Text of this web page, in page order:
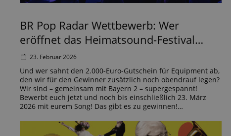
BR Pop Radar Wettbewerb: Wer
eröffnet das Heimatsound-Festival
2026?
23. Februar 2026
Und wer sahnt den 2.000-Euro-Gutschein für Equipment ab,
den wir für den Gewinner zusätzlich noch obendrauf legen?
Wir sind – gemeinsam mit Bayern 2 – supergespannt!
Bewerbt euch jetzt und noch bis einschließlich 23. März
2026 mit eurem Song! Das gibt es zu gewinnen!
Bis einschließlich 23. […]